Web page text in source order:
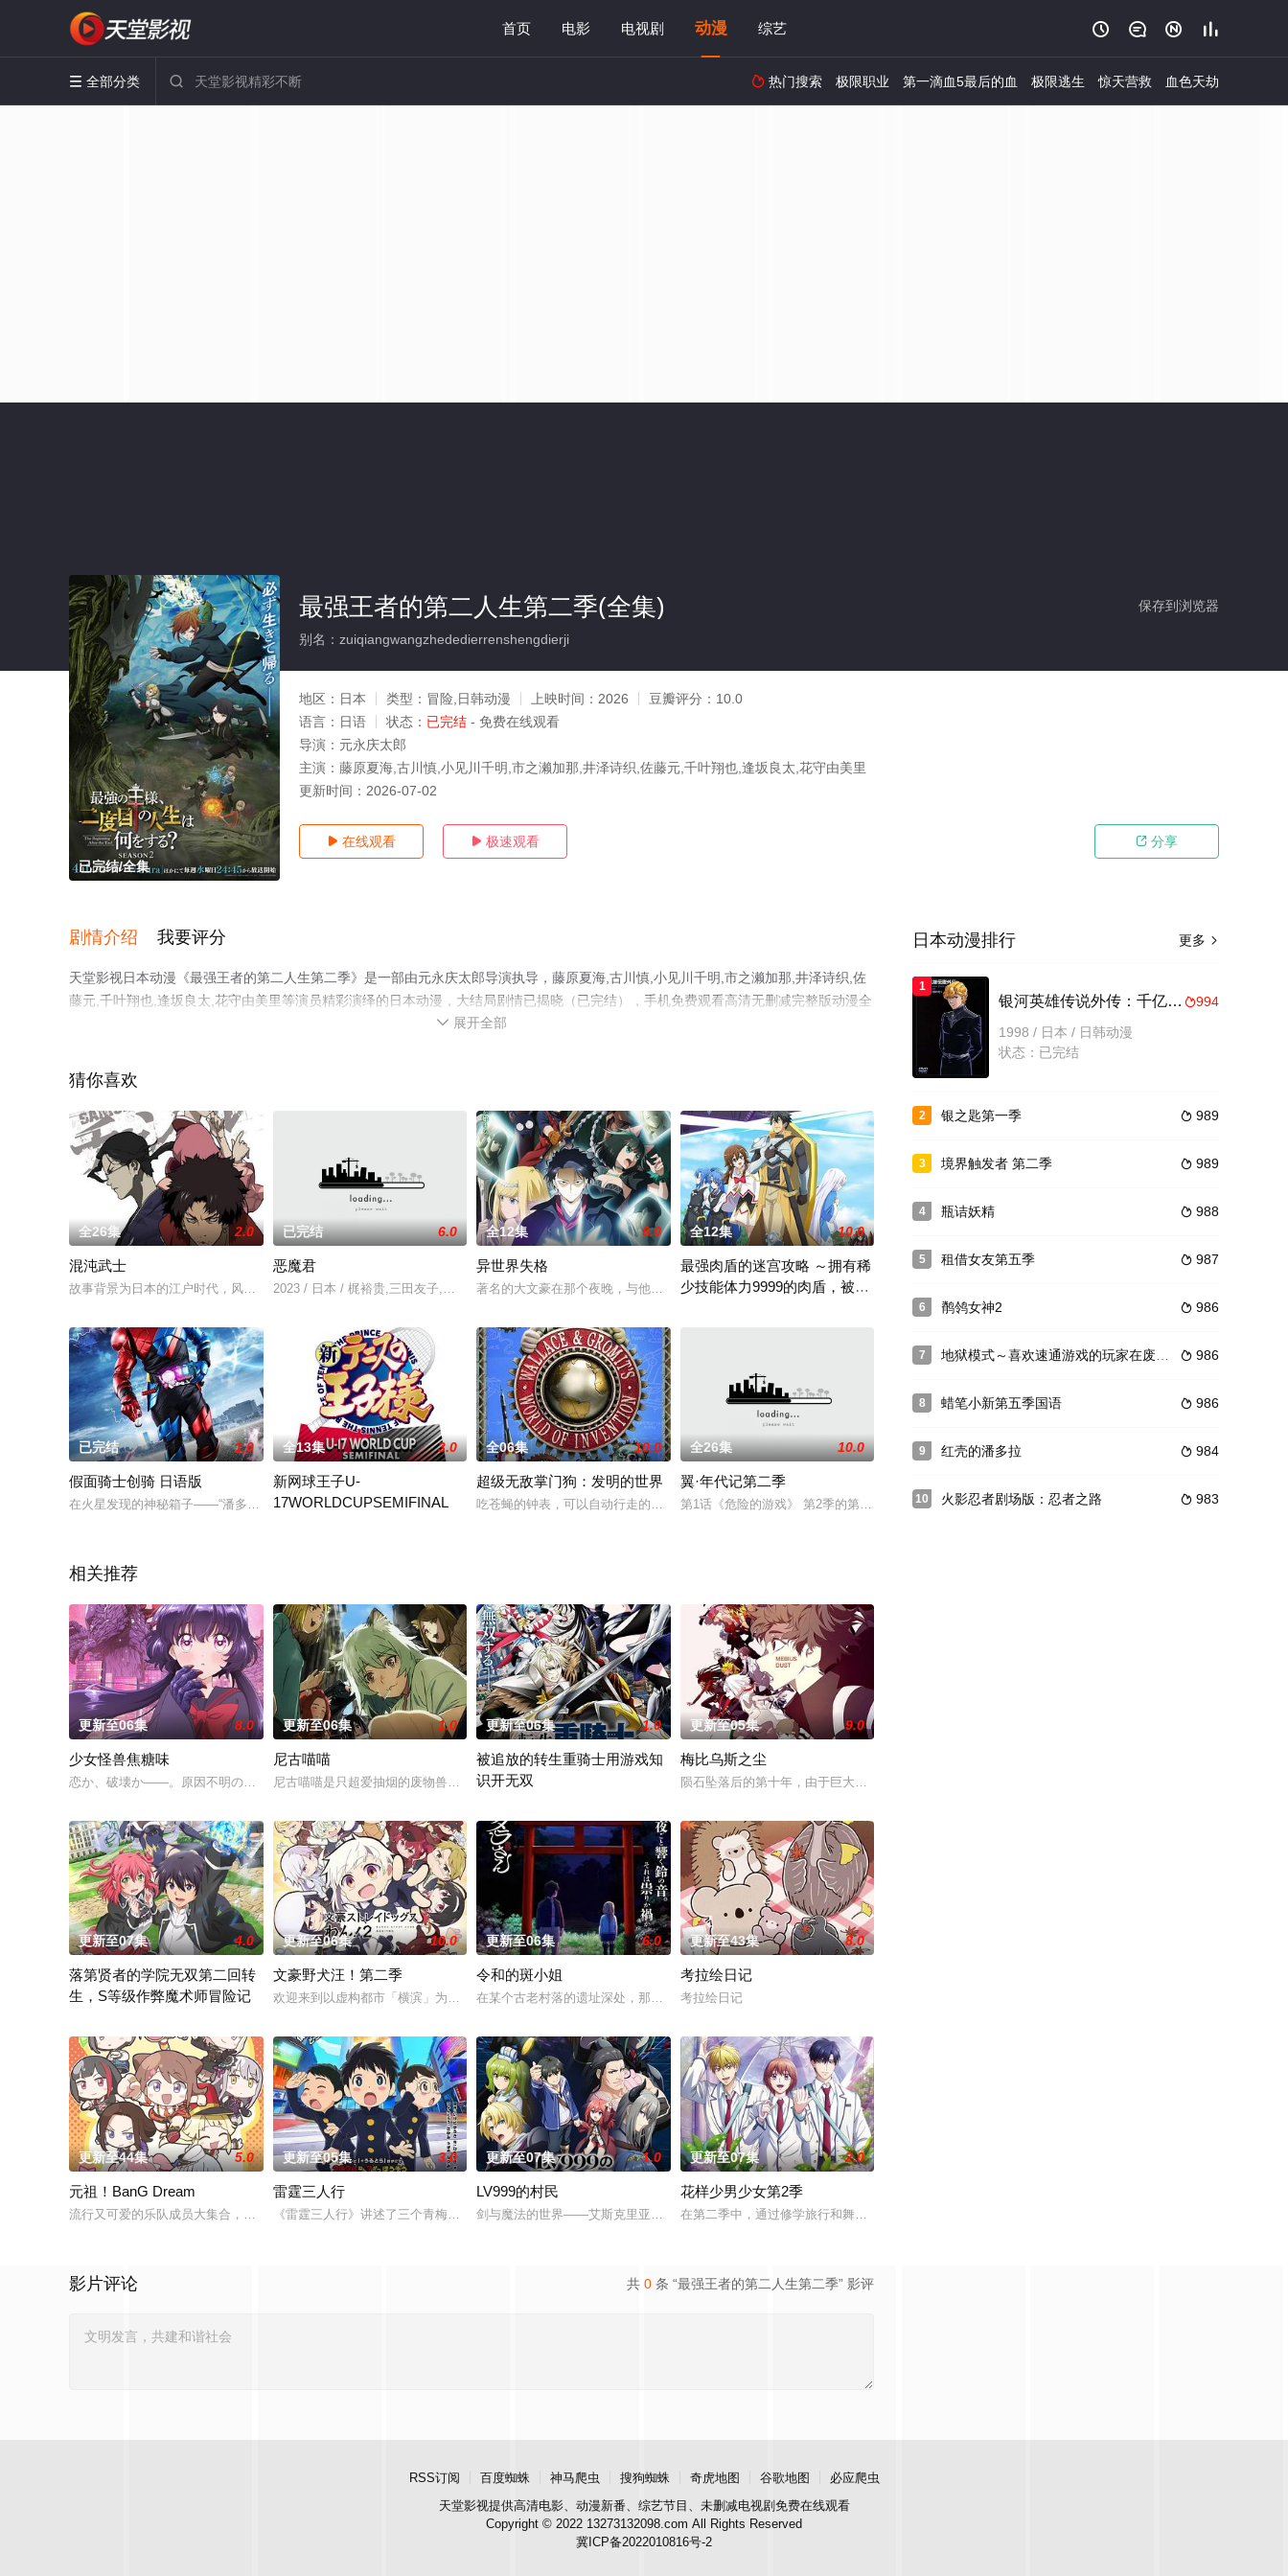
首页 电影 电视剧 动漫 综艺    
 全部分类   热门搜索 极限职业 第一滴血5最后的血 极限逃生 惊天营救 血色天劫
已完结/全集
保存到浏览器
最强王者的第二人生第二季(全集)
别名：zuiqiangwangzhededierrenshengdierji
地区： 日本 类型： 冒险,日韩动漫 上映时间： 2026 豆瓣评分： 10.0
语言： 日语 状态： 已完结 - 免费在线观看
导演： 元永庆太郎
主演： 藤原夏海,古川慎,小见川千明,市之濑加那,井泽诗织,佐藤元,千叶翔也,逢坂良太,花守由美里
更新时间： 2026-07-02
 在线观看  极速观看  分享
剧情介绍 我要评分
天堂影视日本动漫《最强王者的第二人生第二季》是一部由元永庆太郎导演执导，藤原夏海,古川慎,小见川千明,市之濑加那,井泽诗织,佐
藤元,千叶翔也,逢坂良太,花守由美里等演员精彩演绎的日本动漫，大结局剧情已揭晓（已完结），手机免费观看高清无删减完整版动漫全
集就上天堂电影网，更多剧情信息可移步至豆瓣动漫、电视猫或剧情网等平台了解。
 展开全部
猜你喜欢
全26集 2.0
混沌武士
故事背景为日本的江户时代，风是一家小茶馆的侍女，这天茶馆里来了一群地方恶霸，其中地方官儿子龙次郎尤其欺人太甚。风因为意外得罪了龙次郎，情急之下，茶馆内一名无
已完结 6.0
恶魔君
2023 / 日本 / 梶裕贵,三田友子,古川登志夫,白石凉子,花守由美里,菲鲁兹·蓝,藤井幸代
全12集 6.0
异世界失格
著名的大文豪在那个夜晚，与他心爱的人来到玉川上水。为了亲自了结他"可耻的生涯"。然而在此同时，那台惯例的卡车突然出现…这位作家来到异
全12集 10.0
最强肉盾的迷宫攻略 ～拥有稀
少技能体力9999的肉盾，被勇
拥有历代最高体力（护盾）的肉盾，路德为了找寻奇迹秘宝治疗心爱妹妹的病一直以来不断地攻略迷宫。不
已完结 1.0
假面骑士创骑 日语版
在火星发现的神秘箱子――“潘多拉魔盒”打开的瞬间，巨大的墙壁突然出现！故事由此开始。被称为“天空之墙”的墙壁把日本列岛分割为三部分，并由此诞生了各自的首都「
全13集 3.0
新网球王子U-
17WORLDCUPSEMIFINAL
全06集 10.0
超级无敌掌门狗：发明的世界
吃苍蝇的钟表，可以自动行走的海滩PVC管，新型水肺，各种奇异新潮的发明⋯⋯超级无敌可爱的Wallace以它独特的视角审视现实生活中的发明家
全26集 10.0
翼·年代记第二季
第1话《危险的游戏》 第2季的第一个故事发生在科技高度发达的一个国家piffle，众人通过广告得知只有参加
相关推荐
更新至06集 8.0
少女怪兽焦糖味
恋か、破壊か――。原因不明の病に悩まされている女子高生・赤石黒絵（クロエ）。不器用で人との交流を避けて生きてきた彼女は、とある出会いでクラスのモテ男子・南新
更新至06集 1.0
尼古喵喵
尼古喵喵是只超爱抽烟的废物兽人！因为缺乏伦理与卫生观念，不是把烟头往窗外乱丢，就是对人乱吐口水，偶尔还会做出一些违法乱纪的事。幸好她身边有贴心的管家婆妹妹猫
更新至06集 1.0
被追放的转生重骑士用游戏知
识开无双
更新至05集 9.0
梅比乌斯之尘
陨石坠落后的第十年，由于巨大结晶释放出的神秘粒子“梅比乌斯之尘”的影响，一部分孩子获得了名为“拉姆
更新至07集 4.0
落第贤者的学院无双第二回转
生，S等级作弊魔术师冒险记
更新至06集 10.0
文豪野犬汪！第二季
欢迎来到以虚构都市「横滨」为舞台，一众如同疯跑乱咬、四处乱窜的迷途犬们，热热闹闹、鸡飞狗跳的日常世界！依旧针锋相对、冲突不断的两方，是专接棘手麻烦案件的侦探
更新至06集 6.0
令和的斑小姐
在某个古老村落的遗址深处，那一片禁止入内的区域里，存在着被口口相传为“窥之生厄、亵之招祟”的“不可触碰之物”。世代担任山神守护的三十
更新至43集 8.0
考拉绘日记
考拉绘日记
更新至44集 5.0
元祖！BanG Dream
流行又可爱的乐队成员大集合，充满前卫魅力的痛快女子乐队喜剧！来这里吧邦多利你和我都是邦多利！
更新至05集 3.0
雷霆三人行
《雷霆三人行》讲述了三个青梅竹马的挚友拼命寻找失踪少女的故事。本剧集围绕着平凡的中学生平太郎和两个好友燕和广志展开，三人被称为“小不点三人组”。平太郎开朗活
更新至07集 1.0
LV999的村民
剑与魔法的世界——艾斯克里亚。在这个世界里，人们生来就背负着等级与既定使命。战士、格斗家、僧侣、魔法师、盗贼、商人、猎人、咒术师
更新至07集 2.0
花样少男少女第2季
在第二季中，通过修学旅行和舞会等在原作中广受欢迎的篇章，细腻地描绘了瑞稀、佐野、中津三人之间的情
共 0 条 “最强王者的第二人生第二季” 影评
影片评论
更多 
日本动漫排行
1
994
银河英雄传说外传：千亿的星辰、千亿的光芒
1998 / 日本 / 日韩动漫
状态：已完结
2  989
银之匙第一季
3  989
境界触发者 第二季
4  988
瓶诘妖精
5  987
租借女友第五季
6  986
鹡鸰女神2
7  986
地狱模式～喜欢速通游戏的玩家在废设定异世界无双～
8  986
蜡笔小新第五季国语
9  984
红壳的潘多拉
10  983
火影忍者剧场版：忍者之路
RSS订阅 百度蜘蛛 神马爬虫 搜狗蜘蛛 奇虎地图 谷歌地图
必应爬虫
天堂影视提供高清电影、动漫新番、综艺节目、未删减电视剧免费在线观看
Copyright © 2022 13273132098.com All Rights Reserved
冀ICP备2022010816号-2